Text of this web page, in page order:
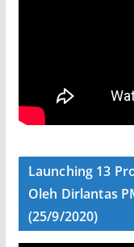
Launching 13
Oleh Dirlantas
(25/9/2020)